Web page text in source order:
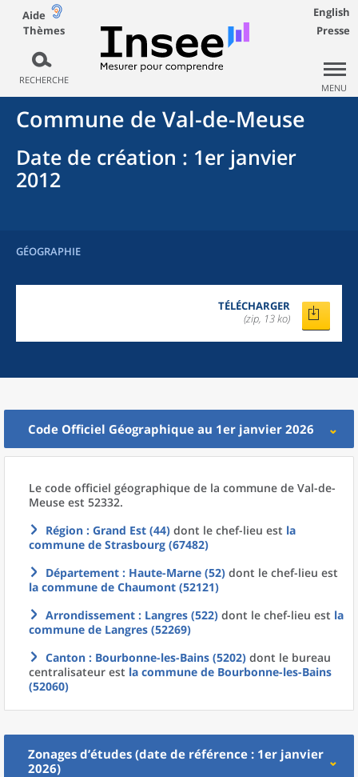
Aide
Thèmes
RECHERCHE
English
Presse
MENU
Commune de Val-de-Meuse
Date de création : 1er janvier
2012
GÉOGRAPHIE
TÉLÉCHARGER
(zip, 13 ko)
Code Officiel Géographique au 1er janvier 2026
Le code officiel géographique de la commune de Val-de-
Meuse est 52332.
Région : Grand Est (44) dont le chef-lieu est la
commune de Strasbourg (67482)
Département : Haute-Marne (52) dont le chef-lieu est
la commune de Chaumont (52121)
Arrondissement : Langres (522) dont le chef-lieu est la
commune de Langres (52269)
Canton : Bourbonne-les-Bains (5202) dont le bureau
centralisateur est la commune de Bourbonne-les-Bains
(52060)
Zonages d’études (date de référence : 1er janvier
2026)